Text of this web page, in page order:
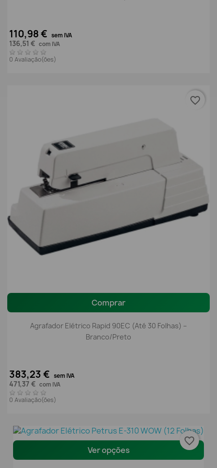
110,98 € sem IVA
136,51 € com IVA
0 Avaliação(ões)
Comprar
Agrafador Elétrico Rapid 90EC (Até 30 Folhas) –
Branco/Preto
383,23 € sem IVA
471,37 € com IVA
0 Avaliação(ões)
favorite_border
Ver opções
favorite_border